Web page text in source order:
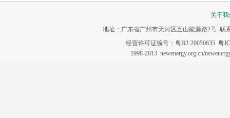
关于
地址：广东省广州市天河区五山能源路2号 联
经营许可证编号：粤B2-20050635 粤
1998-2013 newenergy.org.cn/